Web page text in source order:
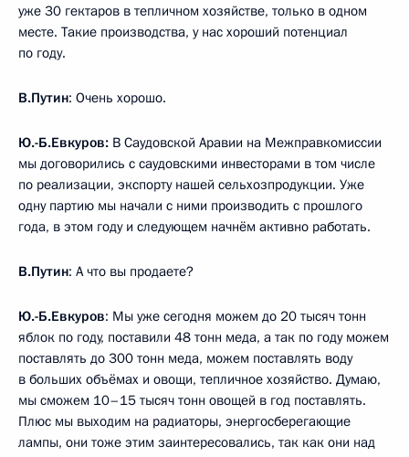
уже 30 гектаров в тепличном хозяйстве, только в одном
месте. Такие производства, у нас хороший потенциал
по году.
В.Путин: Очень хорошо.
Ю.-Б.Евкуров: В Саудовской Аравии на Межправкомиссии
мы договорились с саудовскими инвесторами в том числе
по реализации, экспорту нашей сельхозпродукции. Уже
одну партию мы начали с ними производить с прошлого
года, в этом году и следующем начнём активно работать.
В.Путин: А что вы продаете?
Ю.-Б.Евкуров: Мы уже сегодня можем до 20 тысяч тонн
яблок по году, поставили 48 тонн меда, а так по году можем
поставлять до 300 тонн меда, можем поставлять воду
в больших объёмах и овощи, тепличное хозяйство. Думаю,
мы сможем 10–15 тысяч тонн овощей в год поставлять.
Плюс мы выходим на радиаторы, энергосберегающие
лампы, они тоже этим заинтересовались, так как они над